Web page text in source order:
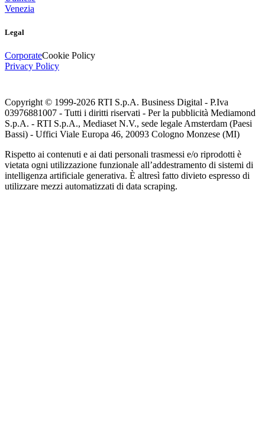
Venezia
Legal
CorporateCookie Policy
Privacy Policy
Copyright © 1999-2026 RTI S.p.A. Business Digital - P.Iva
03976881007 - Tutti i diritti riservati - Per la pubblicità Mediamond
S.p.A. - RTI S.p.A., Mediaset N.V., sede legale Amsterdam (Paesi
Bassi) - Uffici Viale Europa 46, 20093 Cologno Monzese (MI)
Rispetto ai contenuti e ai dati personali trasmessi e/o riprodotti è
vietata ogni utilizzazione funzionale all’addestramento di sistemi di
intelligenza artificiale generativa. È altresì fatto divieto espresso di
utilizzare mezzi automatizzati di data scraping.